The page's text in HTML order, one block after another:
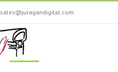
sales@juragandigital.com
Search